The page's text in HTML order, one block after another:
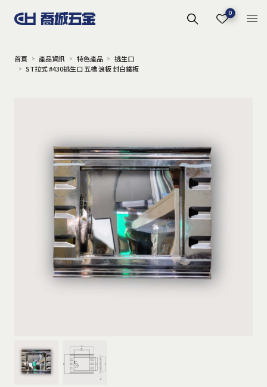
0
首頁 產品資訊 特色產品
逃生口
ST拉式 #430逃生口 五槽 浪板 封白鐵板